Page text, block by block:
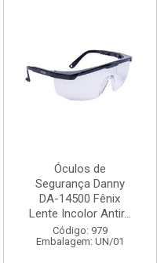
Óculos de
Segurança Danny
DA-14500 Fênix
Lente Incolor Antir...
Código: 979
Embalagem: UN/01